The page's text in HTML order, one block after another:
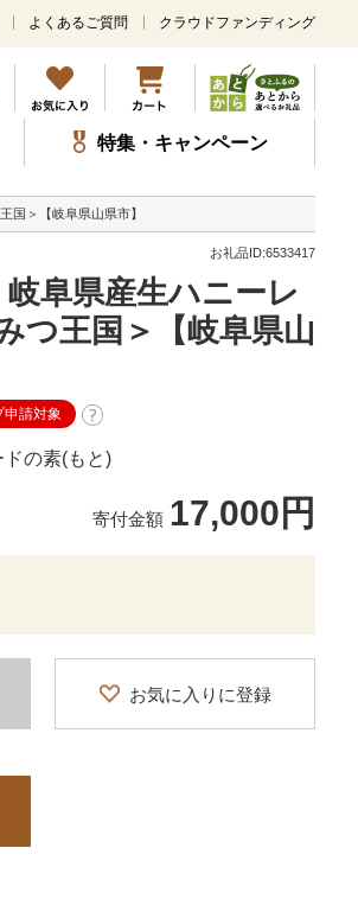
メ
ン
コ
ン
テ
ツ
に
ッ
プ
よくあるご質問 クラウドファンディング
特集・キャンペーン
国＞【岐阜県山県市】
お礼品ID:6533417
岐阜県産生ハニーレ
つ王国＞【岐阜県山
申請対象
の素(もと)
寄付金額 17,000円
お気に入りに登録